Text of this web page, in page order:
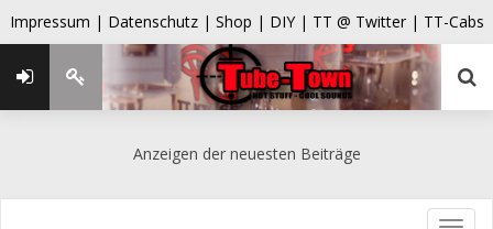
Impressum | Datenschutz | Shop | DIY | TT @ Twitter | TT-Cabs
Anzeigen der neuesten Beiträge